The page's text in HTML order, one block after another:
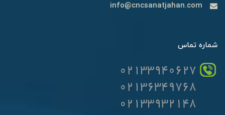
info@cncsanatjahan.com
شماره تماس